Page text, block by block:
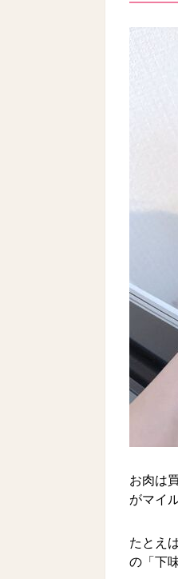
お肉は
がマイ
たとえ
の「下